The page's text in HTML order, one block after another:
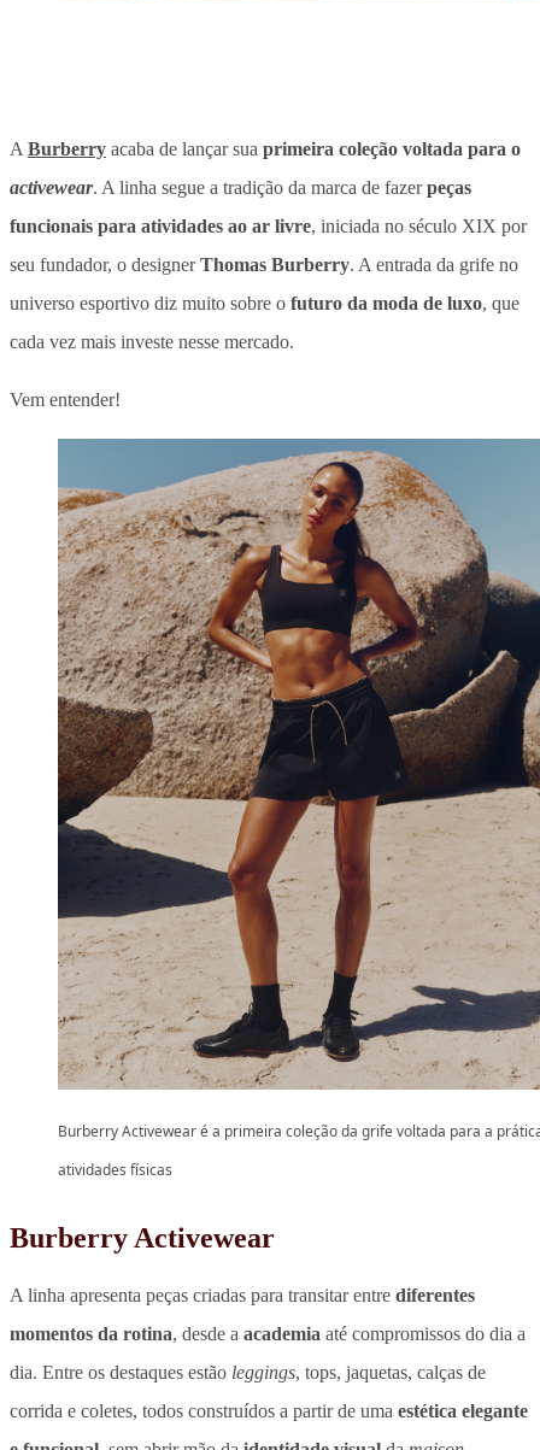
A Burberry acaba de lançar sua primeira coleção voltada para o
activewear. A linha segue a tradição da marca de fazerpeças
funcionais para atividades ao ar livre, iniciada no século XIX por
seu fundador, o designerThomas Burberry. A entrada da grife no
universo esportivo diz muito sobre o futuro da moda de luxo, que
cada vez mais investe nesse mercado.
Vem entender!
Burberry Activewear é a primeira coleção da grife voltada para a
atividades físicas
Burberry Activewear
A linha apresenta peças criadas para transitar entre diferentes
momentos da rotina, desde a academia até compromissos do dia a
dia. Entre os destaques estão leggings, tops, jaquetas, calças de
corrida e coletes, todos construídos a partir de uma estética elegante